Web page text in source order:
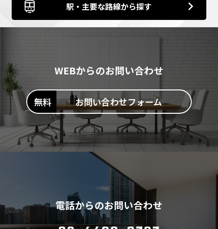
駅・主要な路線から探す
WEBからのお問い合わせ
お問い合わせフォーム
電話からのお問い合わせ